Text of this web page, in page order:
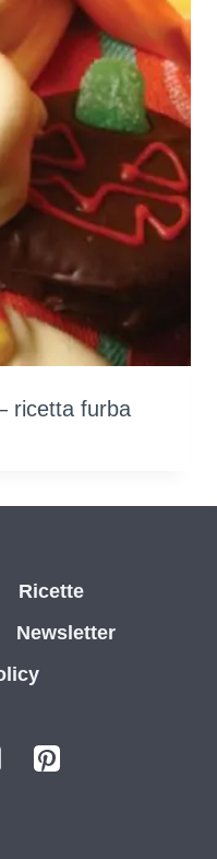
ricetta furba
Ricette
Newsletter